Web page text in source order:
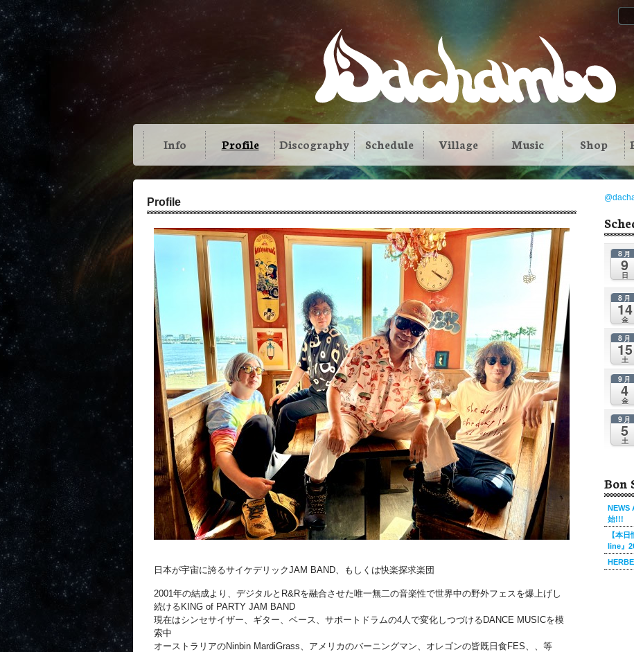
Info Profile Discography Schedule Village Music Shop
Profile
日本が宇宙に誇るサイケデリックJAM BAND、もしくは快楽探求楽団
2001年の結成より、デジタルとR&Rを融合させた唯一無二の音楽性で世界中の野外フェスを爆上げし
続けるKING of PARTY JAM BAND
現在はシンセサイザー、ギター、ベース、サポートドラムの4人で変化しつづけるDANCE MUSICを模
索中
オーストラリアのNinbin MardiGrass、アメリカのバーニングマン、オレゴンの皆既日食FES、、等
8月
9
日
8月
14
金
8月
15
土
9月
4
金
9月
5
土
Bon
NEWS
始!!!
【本
line』